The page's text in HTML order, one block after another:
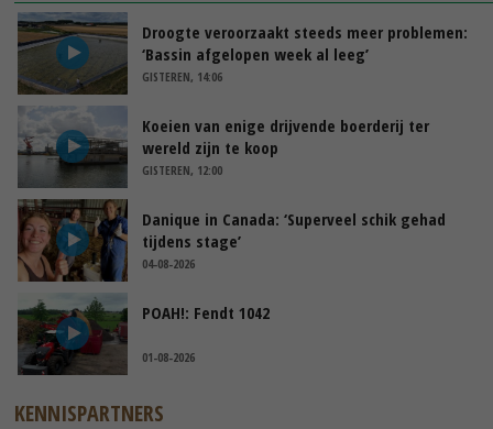
Droogte veroorzaakt steeds meer problemen:
‘Bassin afgelopen week al leeg’
GISTEREN, 14:06
Koeien van enige drijvende boerderij ter
wereld zijn te koop
GISTEREN, 12:00
Danique in Canada: ‘Superveel schik gehad
tijdens stage’
04-08-2026
POAH!: Fendt 1042
01-08-2026
KENNISPARTNERS